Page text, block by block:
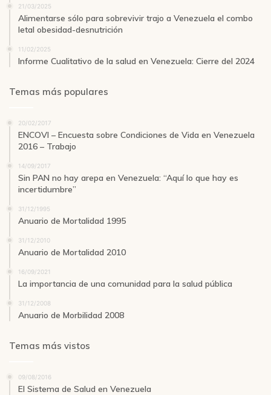
21/03/2025
Alimentarse sólo para sobrevivir trajo a Venezuela el combo
letal obesidad-desnutrición
11/02/2025
Informe Cualitativo de la salud en Venezuela: Cierre del 2024
Temas más populares
20/02/2017
ENCOVI – Encuesta sobre Condiciones de Vida en Venezuela
2016 – Trabajo
14/09/2017
Sin PAN no hay arepa en Venezuela: “Aquí lo que hay es
incertidumbre”
31/12/1995
Anuario de Mortalidad 1995
31/12/2010
Anuario de Mortalidad 2010
16/09/2021
La importancia de una comunidad para la salud pública
31/12/2008
Anuario de Morbilidad 2008
Temas más vistos
09/08/2016
El Sistema de Salud en Venezuela